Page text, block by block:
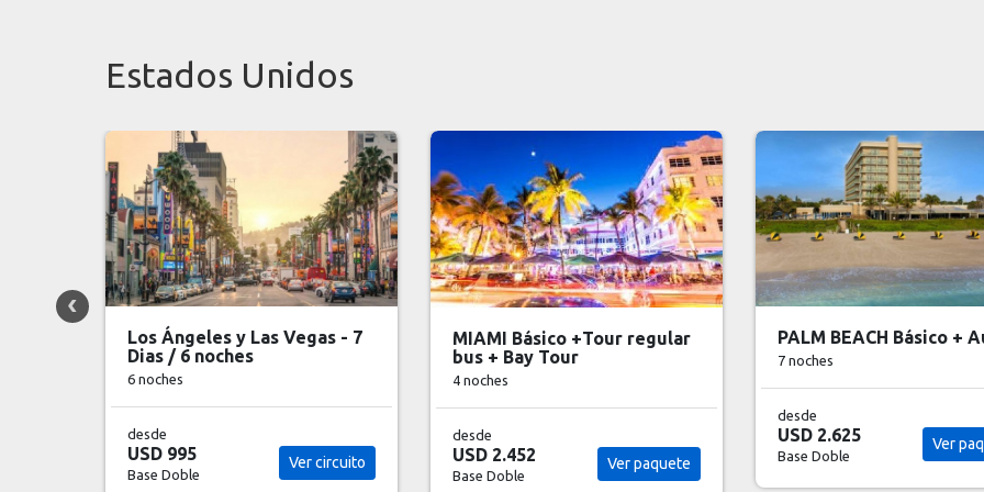
Estados Unidos
MIAMI Básico +Tour regular
bus + Bay Tour
4 noches
desde
USD 2.452
Base Doble
Ver paquete
PALM BEACH Básico + Auto
7 noches
USD 2.625
Base Doble
Ver paquete
Paquete Aloha Hawaii -
dias / 3 noches
desde
USD 669 Ver